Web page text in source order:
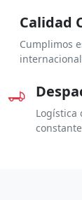
Calidad
Cumplimos
Logística